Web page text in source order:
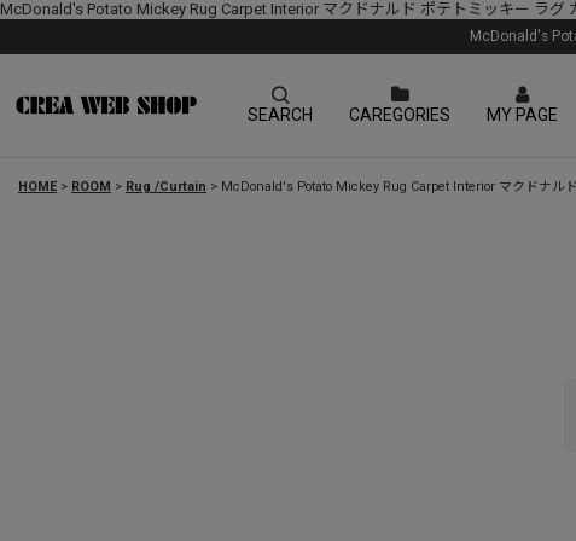
McDonald's Potato Mickey Rug Carpet Interior マクドナルド ポテトミッキー ラグ
McDonald's
SEARCH CAREGORIES MY PAGE
HOME > ROOM > Rug /Curtain > McDonald's Potato Mickey Rug Carpet Interior マクドナル